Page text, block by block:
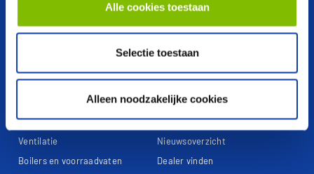
Alle cookies toestaan
Selectie toestaan
Alleen noodzakelijke cookies
search
Warmtepompen
Ventilatie
Boilers en voorraadvaten
Voorwaarden
Nieuwsoverzicht
Dealer vinden